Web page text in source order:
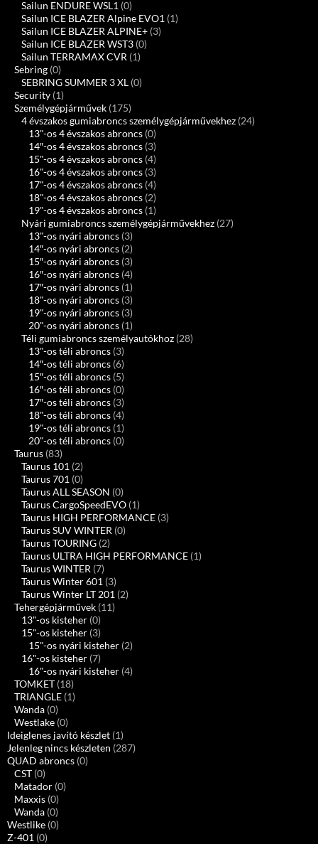
Sailun ENDURE WSL1 (0)
Sailun ICE BLAZER Alpine EVO1 (1)
Sailun ICE BLAZER ALPINE+ (3)
Sailun ICE BLAZER WST3 (0)
Sailun TERRAMAX CVR (1)
Sebring (0)
SEBRING SUMMER 3 XL (0)
Security (1)
Személygépjárművek (175)
4 évszakos gumiabroncs személygépjárművekhez (24)
13"-os 4 évszakos abroncs (0)
14″-os 4 évszakos abroncs (3)
15"-os 4 évszakos abroncs (4)
16"-os 4 évszakos abroncs (3)
17"-os 4 évszakos abroncs (4)
18"-os 4 évszakos abroncs (2)
19"-os 4 évszakos abroncs (1)
Nyári gumiabroncs személygépjárművekhez (27)
13"-os nyári abroncs (3)
14″-os nyári abroncs (2)
15″-os nyári abroncs (3)
16″-os nyári abroncs (4)
17″-os nyári abroncs (1)
18"-os nyári abroncs (3)
19"-os nyári abroncs (3)
20"-os nyári abroncs (1)
Téli gumiabroncs személyautókhoz (28)
13"-os téli abroncs (3)
14″-os téli abroncs (6)
15″-os téli abroncs (5)
16″-os téli abroncs (0)
17″-os téli abroncs (3)
18"-os téli abroncs (4)
19"-os téli abroncs (1)
20"-os téli abroncs (0)
Taurus (83)
Taurus 101 (2)
Taurus 701 (0)
Taurus ALL SEASON (0)
Taurus CargoSpeedEVO (1)
Taurus HIGH PERFORMANCE (3)
Taurus SUV WINTER (0)
Taurus TOURING (2)
Taurus ULTRA HIGH PERFORMANCE (1)
Taurus WINTER (7)
Taurus Winter 601 (3)
Taurus Winter LT 201 (2)
Tehergépjárművek (11)
13"-os kisteher (0)
15"-os kisteher (3)
15"-os nyári kisteher (2)
16"-os kisteher (7)
16"-os nyári kisteher (4)
TOMKET (18)
TRIANGLE (1)
Wanda (0)
Westlake (0)
Ideiglenes javító készlet (1)
Jelenleg nincs készleten (287)
QUAD abroncs (0)
CST (0)
Matador (0)
Maxxis (0)
Wanda (0)
Westlike (0)
Z-401 (0)